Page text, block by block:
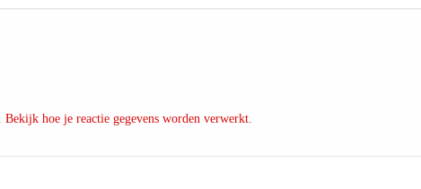
Bekijk hoe je reactie gegevens worden verwerkt